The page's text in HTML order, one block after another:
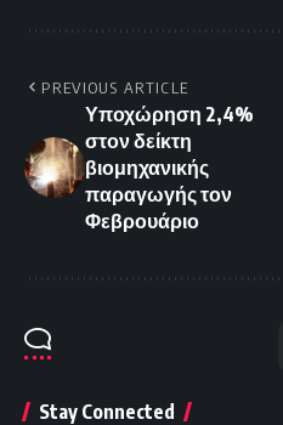
PREVIOUS ARTICLE
Υποχώρηση 2,4%
στον δείκτη
βιομηχανικής
παραγωγής τον
Φεβρουάριο
Stay Connected